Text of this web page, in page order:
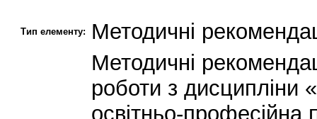
Тип елементу: Методичні
Методичні
роботи з дисципліни
освітньо-